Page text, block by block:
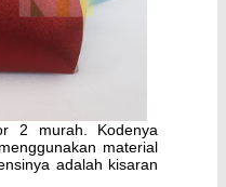
2 murah. Kodenya
material
adalah kisaran